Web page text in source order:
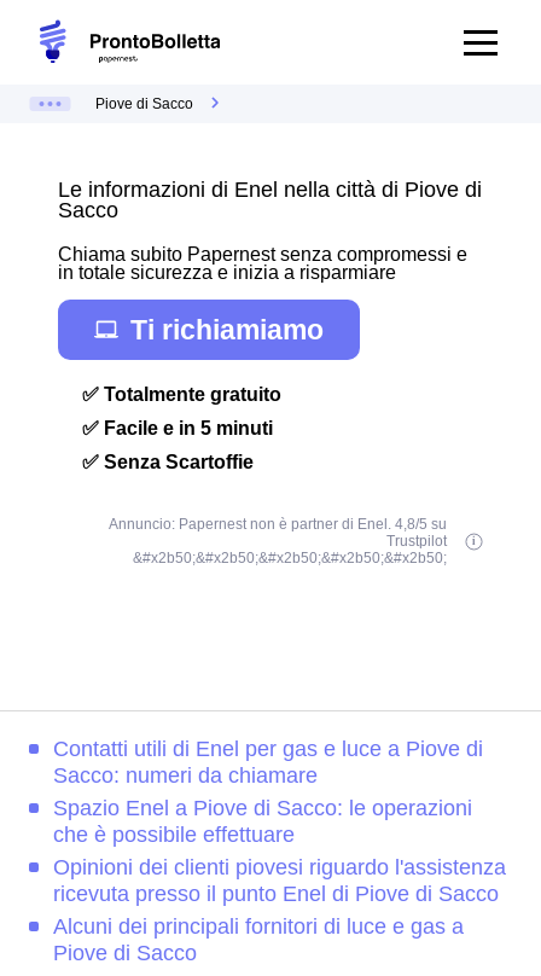
Piove di Sacco
Le informazioni di Enel nella città di Piove di
Sacco
Chiama subito Papernest senza compromessi e
in totale sicurezza e inizia a risparmiare
Ti richiamiamo
✅ Totalmente gratuito
✅ Facile e in 5 minuti
✅ Senza Scartoffie
Annuncio: Papernest non è partner di Enel. 4,8/5 su
Trustpilot
&#x2b50;&#x2b50;&#x2b50;&#x2b50;&#x2b50;
Contatti utili di Enel per gas e luce a Piove di
Sacco: numeri da chiamare
Spazio Enel a Piove di Sacco: le operazioni
che è possibile effettuare
Opinioni dei clienti piovesi riguardo l'assistenza
ricevuta presso il punto Enel di Piove di Sacco
Alcuni dei principali fornitori di luce e gas a
Piove di Sacco